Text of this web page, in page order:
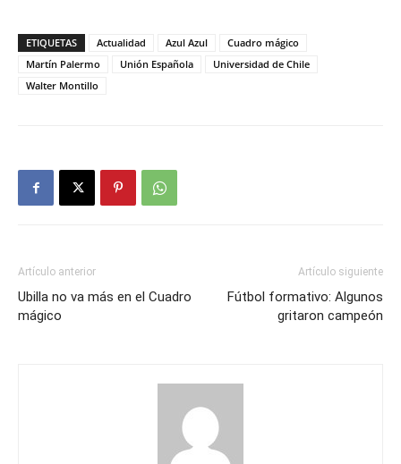
ETIQUETAS Actualidad Azul Azul
Cuadro mágico
Martín Palermo
Unión Española
Universidad de Chile
Walter Montillo
Artículo anterior
Ubilla no va más en el Cuadro
mágico
Artículo siguiente
Fútbol formativo: Algunos
gritaron campeón